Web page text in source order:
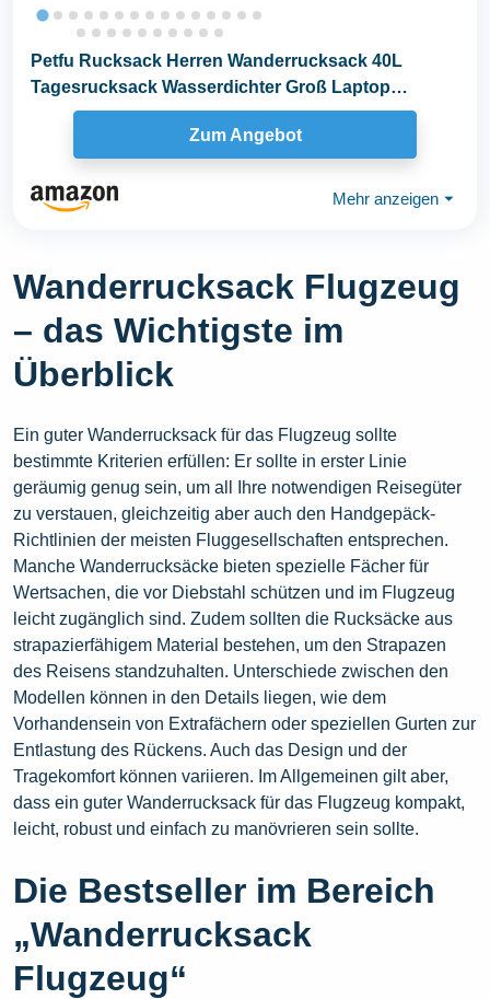
Petfu Rucksack Herren Wanderrucksack 40L
Tagesrucksack Wasserdichter Groß Laptop
Rucksack...
Zum Angebot
Mehr anzeigen ⏷
Wanderrucksack Flugzeug
– das Wichtigste im
Überblick
Ein guter Wanderrucksack für das Flugzeug sollte
bestimmte Kriterien erfüllen: Er sollte in erster Linie
geräumig genug sein, um all Ihre notwendigen Reisegüter
zu verstauen, gleichzeitig aber auch den Handgepäck-
Richtlinien der meisten Fluggesellschaften entsprechen.
Manche Wanderrucksäcke bieten spezielle Fächer für
Wertsachen, die vor Diebstahl schützen und im Flugzeug
leicht zugänglich sind. Zudem sollten die Rucksäcke aus
strapazierfähigem Material bestehen, um den Strapazen
des Reisens standzuhalten. Unterschiede zwischen den
Modellen können in den Details liegen, wie dem
Vorhandensein von Extrafächern oder speziellen Gurten zur
Entlastung des Rückens. Auch das Design und der
Tragekomfort können variieren. Im Allgemeinen gilt aber,
dass ein guter Wanderrucksack für das Flugzeug kompakt,
leicht, robust und einfach zu manövrieren sein sollte.
Die Bestseller im Bereich
„Wanderrucksack
Flugzeug“